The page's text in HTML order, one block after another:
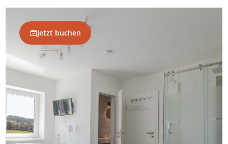
Jetzt buchen